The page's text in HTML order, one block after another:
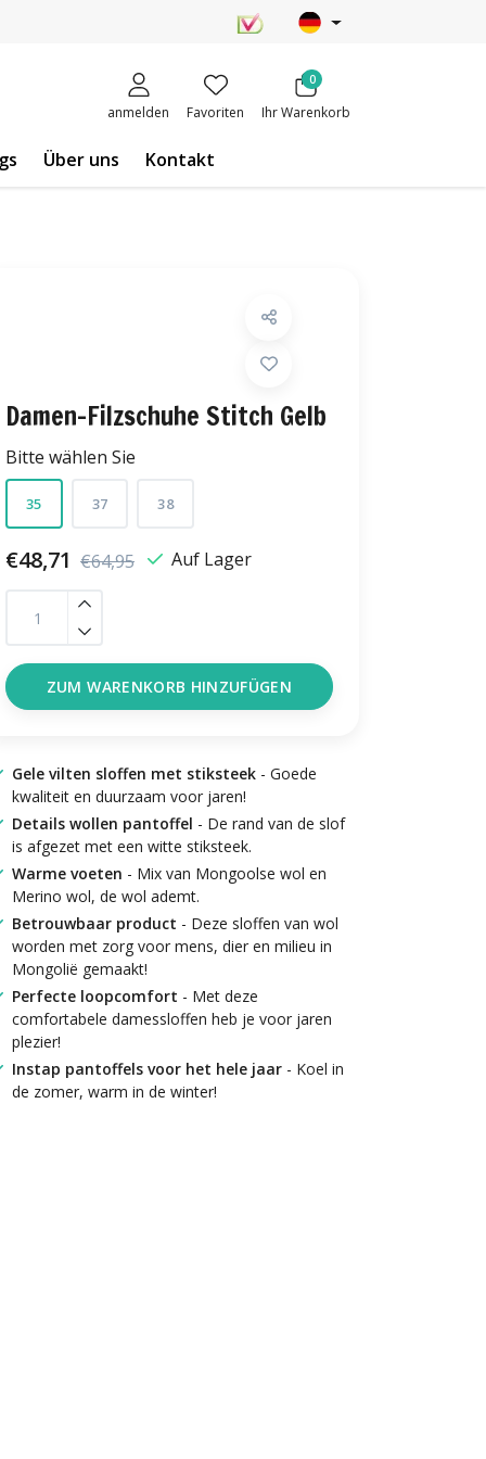
anmelden Favoriten
0
Ihr Warenkorb
Über uns Kontakt
Damen-Filzschuhe Stitch Gelb
Bitte wählen Sie
35 37 38
€48,71 €64,95 Auf Lager
ZUM WARENKORB HINZUFÜGEN
Gele vilten sloffen met stiksteek - Goede
kwaliteit en duurzaam voor jaren!
Details wollen pantoffel - De rand van de slof
is afgezet met een witte stiksteek.
Warme voeten - Mix van Mongoolse wol en
Merino wol, de wol ademt.
Betrouwbaar product - Deze sloffen van wol
worden met zorg voor mens, dier en milieu in
Mongolië gemaakt!
Perfecte loopcomfort - Met deze
comfortabele damessloffen heb je voor jaren
plezier!
Instap pantoffels voor het hele jaar - Koel in
de zomer, warm in de winter!